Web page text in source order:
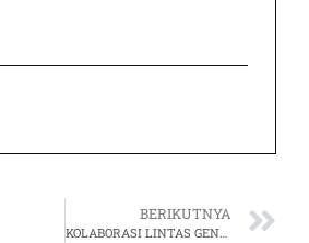
BERIKUTNYA
KOLABORASI LINTAS GENERASI PADA ROADSHOW LAKE TOBA TRADITIONAL MUSIC FESTIVAL 4.0 KABUPATEN PAKPAK BHARAT